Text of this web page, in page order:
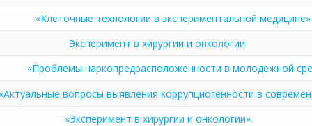
«Клеточные технологии в экспериментальной медицине»
Эксперимент в хирургии и онкологии
«Проблемы наркопредрасположенности в молодежной
вопросы выявления коррупциогенности в
«Эксперимент в хирургии и онкологии».